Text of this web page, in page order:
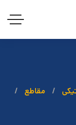
مقاطع